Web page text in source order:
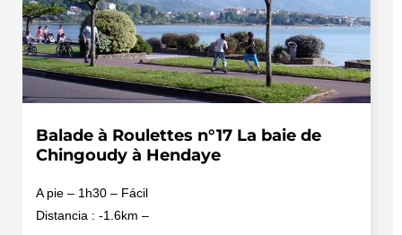
Balade à Roulettes n°17 La baie de
Chingoudy à Hendaye
A pie – 1h30 – Fácil
Distancia : -1.6km –